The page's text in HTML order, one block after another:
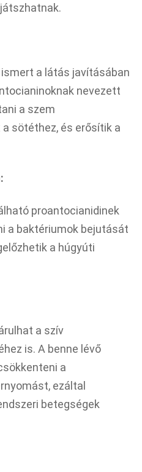
a látás javításában
nevezett
a szem
sötéthez, és erősítik a
proantocianidinek
a baktériumok bejutását
a húgyúti
a szív
is. A benne lévő
a
ezáltal
betegségek